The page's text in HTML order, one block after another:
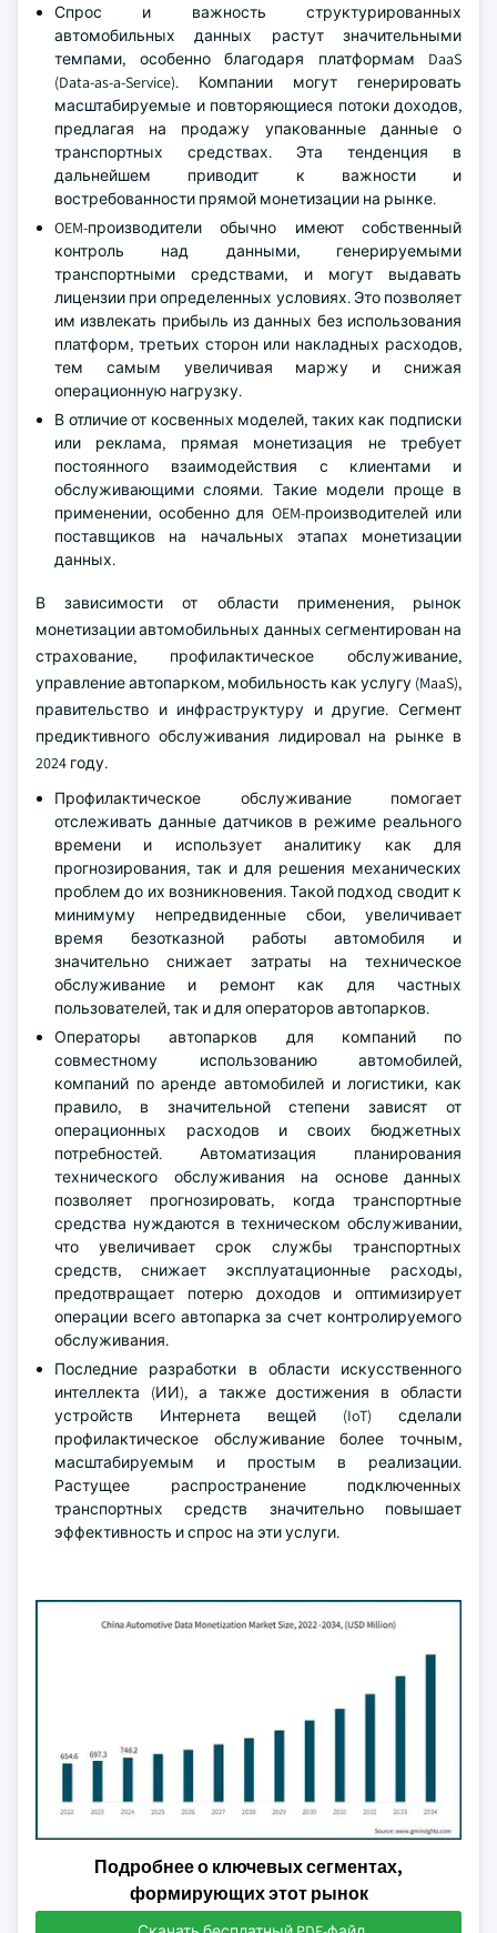
Спрос и важность структурированных
автомобильных данных растут значительными
темпами, особенно благодаря платформам DaaS
(Data-as-a-Service). Компании могут генерировать
масштабируемые и повторяющиеся потоки доходов,
предлагая на продажу упакованные данные о
транспортных средствах. Эта тенденция в
дальнейшем приводит к важности и
востребованности прямой монетизации на рынке.
OEM-производители обычно имеют собственный
контроль над данными, генерируемыми
транспортными средствами, и могут выдавать
лицензии при определенных условиях. Это позволяет
им извлекать прибыль из данных без использования
платформ, третьих сторон или накладных расходов,
тем самым увеличивая маржу и снижая
операционную нагрузку.
В отличие от косвенных моделей, таких как подписки
или реклама, прямая монетизация не требует
постоянного взаимодействия с клиентами и
обслуживающими слоями. Такие модели проще в
применении, особенно для OEM-производителей или
поставщиков на начальных этапах монетизации
данных.
В зависимости от области применения, рынок
монетизации автомобильных данных сегментирован на
страхование, профилактическое обслуживание,
управление автопарком, мобильность как услугу (MaaS),
правительство и инфраструктуру и другие. Сегмент
предиктивного обслуживания лидировал на рынке в
2024 году.
Профилактическое обслуживание помогает
отслеживать данные датчиков в режиме реального
времени и использует аналитику как для
прогнозирования, так и для решения механических
проблем до их возникновения. Такой подход сводит к
минимуму непредвиденные сбои, увеличивает
время безотказной работы автомобиля и
значительно снижает затраты на техническое
обслуживание и ремонт как для частных
пользователей, так и для операторов автопарков.
Операторы автопарков для компаний по
совместному использованию автомобилей,
компаний по аренде автомобилей и логистики, как
правило, в значительной степени зависят от
операционных расходов и своих бюджетных
потребностей. Автоматизация планирования
технического обслуживания на основе данных
позволяет прогнозировать, когда транспортные
средства нуждаются в техническом обслуживании,
что увеличивает срок службы транспортных
средств, снижает эксплуатационные расходы,
предотвращает потерю доходов и оптимизирует
операции всего автопарка за счет контролируемого
обслуживания.
Последние разработки в области искусственного
интеллекта (ИИ), а также достижения в области
устройств Интернета вещей (IoT) сделали
профилактическое обслуживание более точным,
масштабируемым и простым в реализации.
Растущее распространение подключенных
транспортных средств значительно повышает
эффективность и спрос на эти услуги.
Подробнее о ключевых сегментах,
формирующих этот рынок